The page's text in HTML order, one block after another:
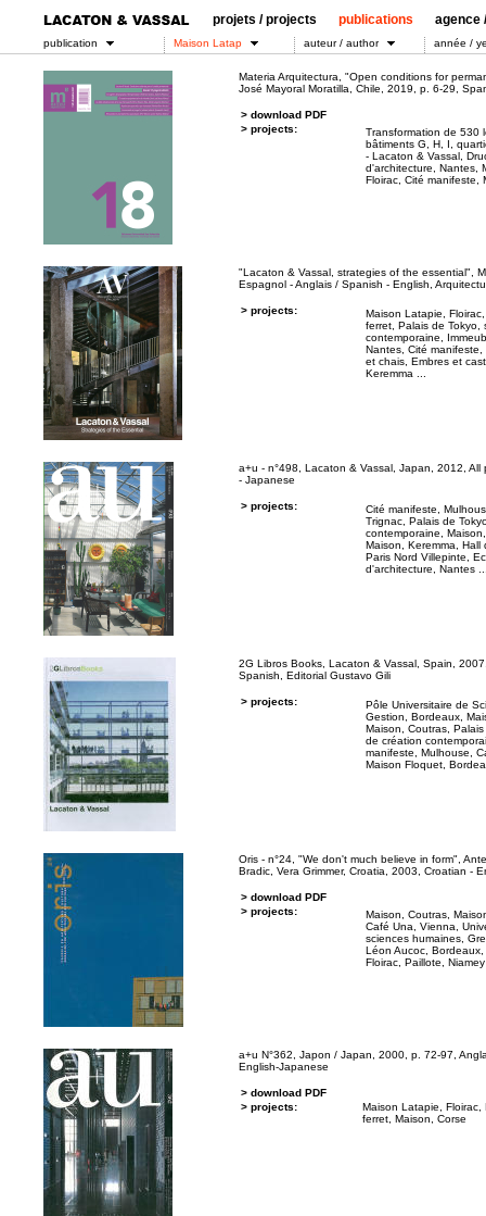
projets / projects publications agence
publication Maison Latap auteur / author année /
Materia Arquitectura, "Open conditions for
José Mayoral Moratilla, Chile, 2019, p. 6-29,
> download PDF
> projects:
Transformation de 530
bâtiments G, H, I,
- Lacaton & Vassal,
d'architecture, Nantes
Floirac Cité manifeste,
"Lacaton & Vassal, strategies of the essential",
Espagnol - Anglais / Spanish - English,
> projects: Maison Latapie, Floirac
ferret Palais de Tokyo,
contemporaine
Nantes Cité manifeste,
et chais, Embres et
Keremma
a+u - n°498, Lacaton & Vassal, Japan, 2012, All
- Japanese
> projects:
Cité manifeste,
Trignac Palais de
contemporaine
Maison, Keremma
Hall
Paris Nord Villepinte
d'architecture, Nantes
2G Libros Books, Lacaton & Vassal, Spain,
Spanish, Editorial Gustavo Gili
> projects:
Pôle Universitaire de
Gestion, Bordeaux
Maison, Coutras Palais
de création
manifeste, Mulhouse
Maison Floquet,
Oris - n°24, "We don't much believe in form",
Bradic, Vera Grimmer, Croatia, 2003, Croatian -
> download PDF
> projects:
Maison, Coutras
Café Una, Vienna
sciences humaines,
Léon Aucoc, Bordeaux
Floirac Paillote, Niamey
a+u N°362, Japon / Japan, 2000, p. 72-97,
English-Japanese
> download PDF
> projects:
Maison Latapie, Floirac
ferret Maison, Corse